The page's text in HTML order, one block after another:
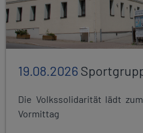
19.08.2026
Die Volkssolidarität lädt
Vormittag